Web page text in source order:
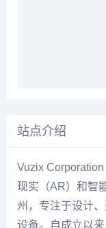
站点介绍
Vuzix
现实（AR）和智
州，专注于设计
设备。自成立以